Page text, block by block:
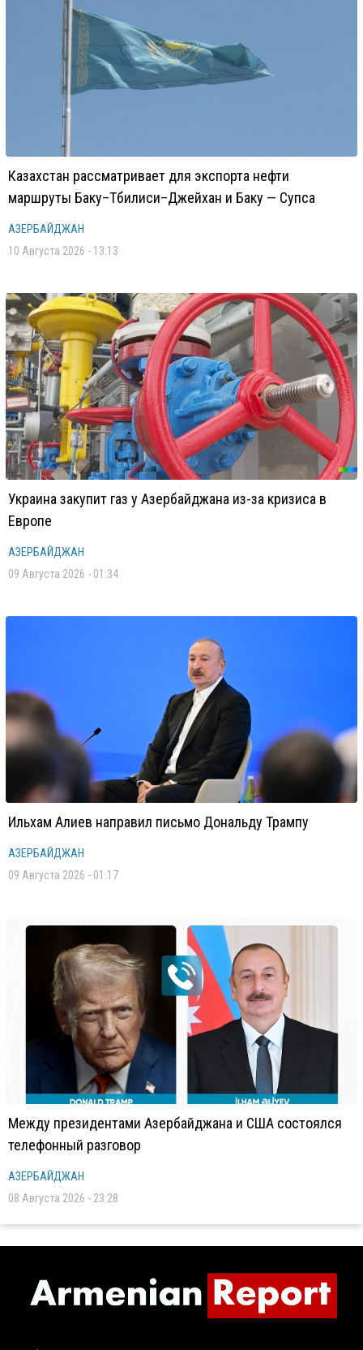
Казахстан рассматривает для экспорта нефти
маршруты Баку–Тбилиси–Джейхан и Баку — Супса
АЗЕРБАЙДЖАН
10 Августа 2026 - 13:13
Украина закупит газ у Азербайджана из-за кризиса в
Европе
АЗЕРБАЙДЖАН
09 Августа 2026 - 01:34
Ильхам Алиев направил письмо Дональду Трампу
АЗЕРБАЙДЖАН
09 Августа 2026 - 01:17
Между президентами Азербайджана и США состоялся
телефонный разговор
АЗЕРБАЙДЖАН
08 Августа 2026 - 23:28